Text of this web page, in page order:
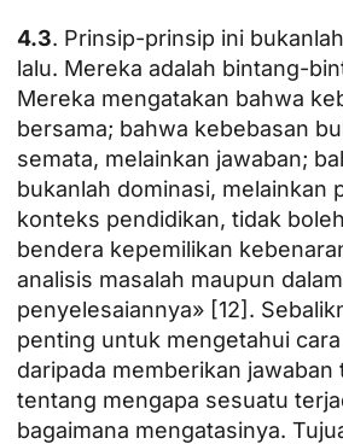
4.3. Prinsip-prinsip ini
lalu. Mereka adalah bintang-
Mereka mengatakan bahwa
bersama; bahwa kebebasan
semata, melainkan jawaban;
bukanlah dominasi, melainkan
konteks pendidikan, tidak
bendera kepemilikan
analisis masalah maupun dalam
penyelesaiannya» [12].
penting untuk mengetahui
daripada memberikan
tentang mengapa sesuatu
bagaimana mengatasinya.